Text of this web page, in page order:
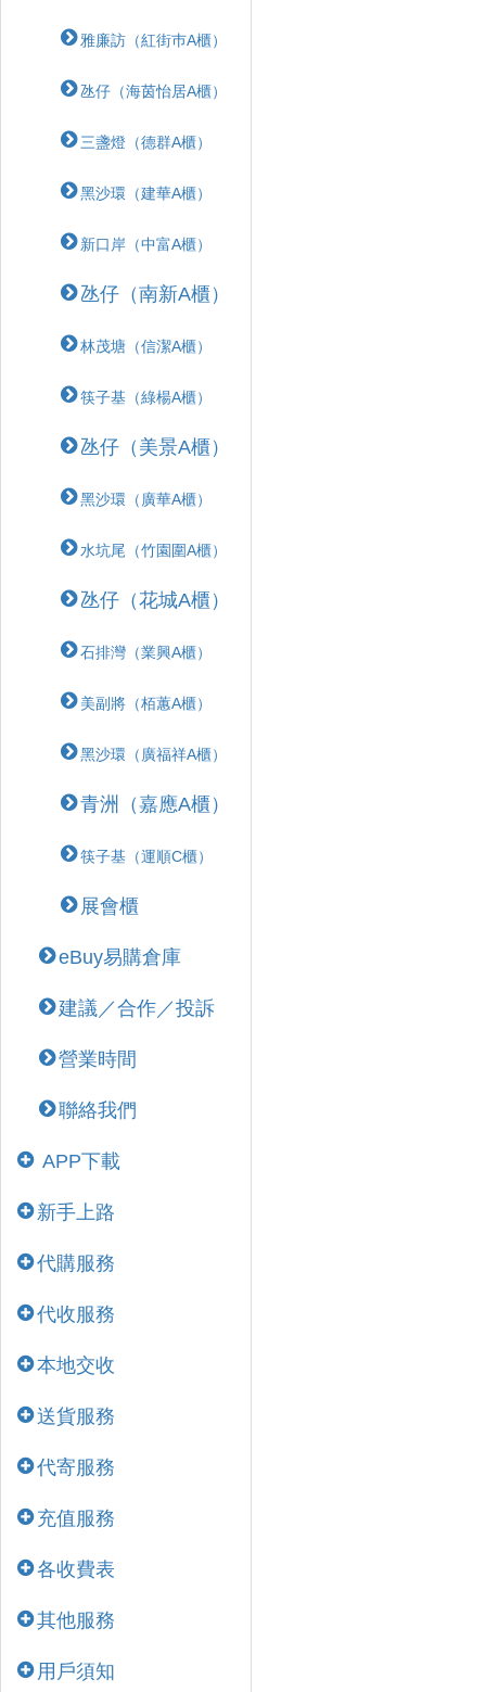
雅廉訪（紅街巿A櫃）
氹仔（海茵怡居A櫃）
三盞燈（德群A櫃）
黑沙環（建華A櫃）
新口岸（中富A櫃）
氹仔（南新A櫃）
林茂塘（信潔A櫃）
筷子基（綠楊A櫃）
氹仔（美景A櫃）
黑沙環（廣華A櫃）
水坑尾（竹園圍A櫃）
氹仔（花城A櫃）
石排灣（業興A櫃）
美副將（栢蕙A櫃）
黑沙環（廣福祥A櫃）
青洲（嘉應A櫃）
筷子基（運順C櫃）
展會櫃
eBuy易購倉庫
建議／合作／投訴
營業時間
聯絡我們
APP下載
新手上路
代購服務
代收服務
本地交收
送貨服務
代寄服務
充值服務
各收費表
其他服務
用戶須知